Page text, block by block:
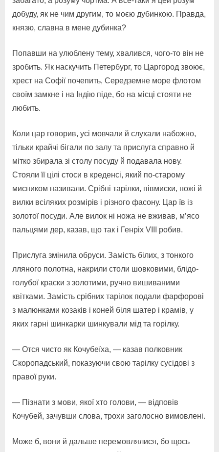
добуду, як не чим другим, то моєю дубинкою. Правда,
князю, славна в мене дубинка?
Попавши на улюблену тему, хвалився, чого-то він не
зробить. Як наскучить Петербург, то Царгород звоює,
хрест на Софії почепить, Середземне море флотом
своїм замкне і на Індію піде, бо на місці стояти не
любить.
Коли цар говорив, усі мовчали й слухали набожно,
тільки крайчі бігали по залу та прислуга справно й
мітко збирала зі столу посуду й подавала нову.
Стояли її цілі стоси в креденсі, який по-старому
мисником називали. Срібні тарілки, півмиски, ножі й
вилки всіляких розмірів і різного фасону. Цар їв із
золотої посуди. Але вилок ні ножа не вживав, м’ясо
пальцями дер, казав, що так і Генріх VIII робив.
Прислуга змінила обруси. Замість білих, з тонкого
лляного полотна, накрили столи шовковими, блідо-
голубої краски з золотими, ручно вишиваними
квітками. Замість срібних тарілок подали фарфорові
з малюнками козаків і коней біля шатер і крамів, у
яких гарні шинкарки шинкували мід та горілку.
— Отся чисто як Кочубеїха, — казав полковник
Скоропадський, показуючи свою тарілку сусідові з
правої руки.
— Пізнати з мови, якої хто голови, — відповів
Кочубей, зачувши слова, трохи заголосно вимовлені.
Може б, вони й дальше перемовлялися, бо щось